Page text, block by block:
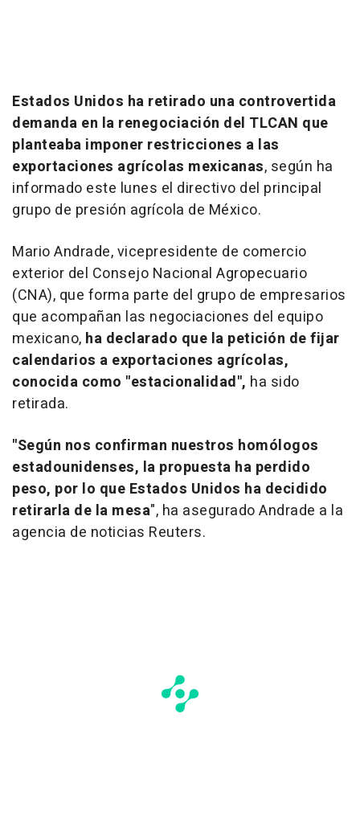
Estados Unidos ha retirado una controvertida
demanda en la renegociación del TLCAN que
planteaba imponer restricciones a las
exportaciones agrícolas mexicanas, según ha
informado este lunes el directivo del principal
grupo de presión agrícola de México.
Mario Andrade, vicepresidente de comercio
exterior del Consejo Nacional Agropecuario
(CNA), que forma parte del grupo de empresarios
que acompañan las negociaciones del equipo
mexicano, ha declarado que la petición de fijar
calendarios a exportaciones agrícolas,
conocida como "estacionalidad", ha sido
retirada.
"Según nos confirman nuestros homólogos
estadounidenses, la propuesta ha perdido
peso, por lo que Estados Unidos ha decidido
retirarla de la mesa", ha asegurado Andrade a la
agencia de noticias Reuters.